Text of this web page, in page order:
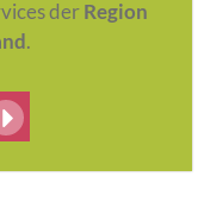
derRegion
.